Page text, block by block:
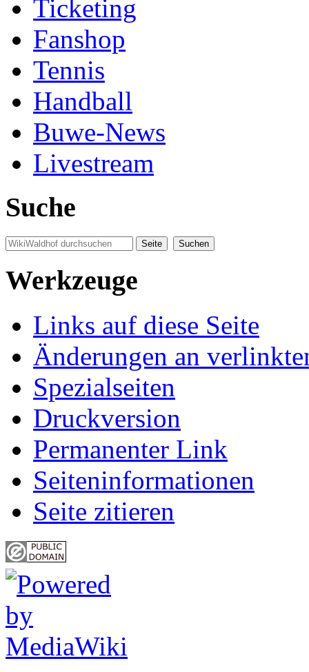
Ticketing
Fanshop
Tennis
Handball
Buwe-News
Livestream
Suche
Werkzeuge
Links auf diese Seite
Änderungen an
Spezialseiten
Druckversion
Permanenter Link
Seiten­informationen
Seite zitieren